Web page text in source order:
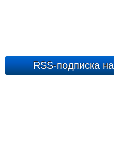
RSS-подписка